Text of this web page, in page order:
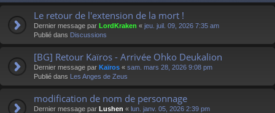
e
Le retour de l'extension de la mort !
Dernier message par LordKraken « jeu. juil. 09, 2026 7:35 am
Publié dans Discussions
[BG] Retour Kaïros - Arrivée Ohko Deukalion
Dernier message par Kaïros « sam. mars 28, 2026 9:08 pm
Publié dans Les Anges de Zeus
modification de nom de personnage
Dernier message par Lushen « lun. janv. 05, 2026 2:39 pm